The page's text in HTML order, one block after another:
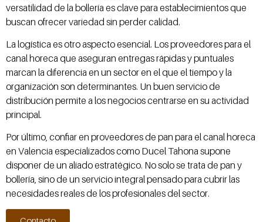
versatilidad de la bollería es clave para establecimientos que
buscan ofrecer variedad sin perder calidad.
La logística es otro aspecto esencial. Los proveedores para el
canal horeca que aseguran entregas rápidas y puntuales
marcan la diferencia en un sector en el que el tiempo y la
organización son determinantes. Un buen servicio de
distribución permite a los negocios centrarse en su actividad
principal.
Por último, confiar en proveedores de pan para el canal horeca
en Valencia especializados como Ducel Tahona supone
disponer de un aliado estratégico. No solo se trata de pan y
bollería, sino de un servicio integral pensado para cubrir las
necesidades reales de los profesionales del sector.